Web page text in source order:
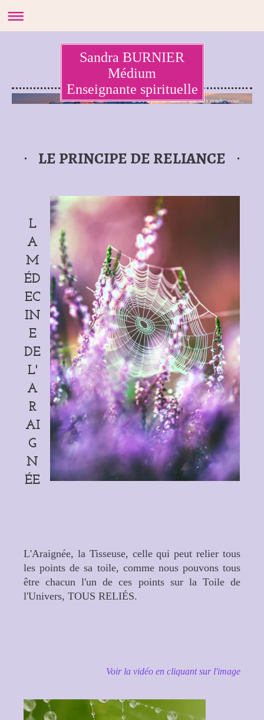
Sandra BURNIER
Médium
Enseignante spirituelle
Il n'y a pas de hasard, que des rendez-vous...
LE PRINCIPE DE RELIANCE
L
A
M
ÉD
EC
IN
E
DE
L'
A
R
AI
G
N
ÉE
L'Araignée, la Tisseuse, celle qui peut relier tous
les points de sa toile, comme nous pouvons tous
être chacun l'un de ces points sur la Toile de
l'Univers, TOUS RELIÉS.
Voir la vidéo en cliquant sur l'image